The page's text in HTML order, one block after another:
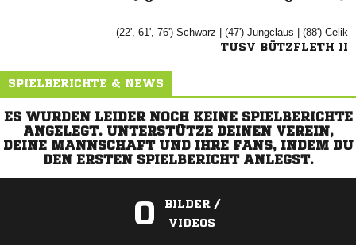
(22', 61', 76')  | (47')  | (88') 
TUSV BÜTZFLETH II
SPIELBERICHTE & NEWS
ES WURDEN LEIDER NOCH KEINE SPIELBERICHTE
ANGELEGT. UNTERSTÜTZE DEINEN VEREIN,
DEINE MANNSCHAFT UND IHRE FANS, INDEM DU
DEN ERSTEN SPIELBERICHT ANLEGST.
0
BILDER /
VIDEOS